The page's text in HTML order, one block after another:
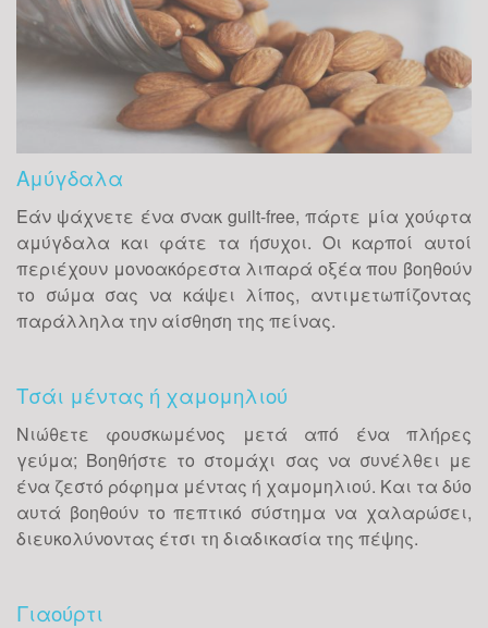
Αμύγδαλα
Εάν ψάχνετε ένα σνακ guilt-free, πάρτε μία χούφτα
αμύγδαλα και φάτε τα ήσυχοι. Οι καρποί αυτοί
περιέχουν μονοακόρεστα λιπαρά οξέα που βοηθούν
το σώμα σας να κάψει λίπος, αντιμετωπίζοντας
παράλληλα την αίσθηση της πείνας.
Τσάι μέντας ή χαμομηλιού
Νιώθετε φουσκωμένος μετά από ένα πλήρες
γεύμα; Βοηθήστε το στομάχι σας να συνέλθει με
ένα ζεστό ρόφημα μέντας ή χαμομηλιού. Και τα δύο
αυτά βοηθούν το πεπτικό σύστημα να χαλαρώσει,
διευκολύνοντας έτσι τη διαδικασία της πέψης.
Γιαούρτι